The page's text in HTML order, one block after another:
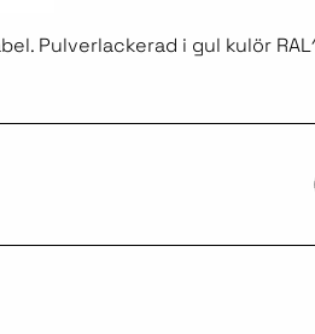
Pulverlackerad i gul kulör